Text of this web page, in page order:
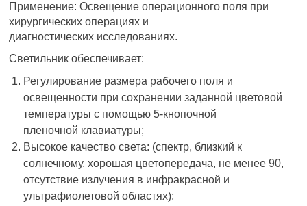
Применение: Освещение операционного поля при
хирургических операциях и
диагностических исследованиях.
Светильник обеспечивает:
Регулирование размера рабочего поля и
освещенности при сохранении заданной цветовой
температуры с помощью 5-кнопочной
пленочной клавиатуры;
Высокое качество света: (спектр, близкий к
солнечному, хорошая цветопередача, не менее 90,
отсутствие излучения в инфракрасной и
ультрафиолетовой областях);